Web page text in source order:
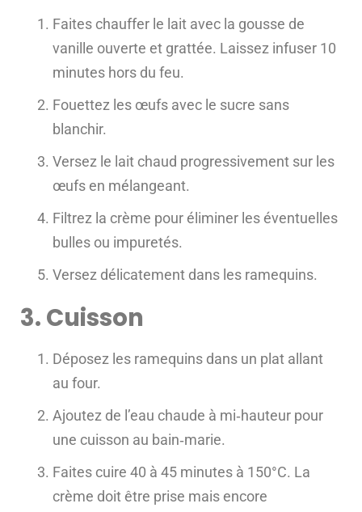
Faites chauffer le lait avec la gousse de
vanille ouverte et grattée. Laissez infuser 10
minutes hors du feu.
Fouettez les œufs avec le sucre sans
blanchir.
Versez le lait chaud progressivement sur les
œufs en mélangeant.
Filtrez la crème pour éliminer les éventuelles
bulles ou impuretés.
Versez délicatement dans les ramequins.
3. Cuisson
Déposez les ramequins dans un plat allant
au four.
Ajoutez de l’eau chaude à mi‑hauteur pour
une cuisson au bain‑marie.
Faites cuire 40 à 45 minutes à 150°C. La
crème doit être prise mais encore